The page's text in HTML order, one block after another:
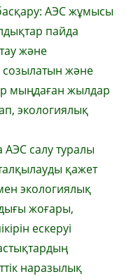
АЭС жұмысы
пайда
және
созылатын және
мыңдаған жылдар
экологиялық
АЭС салу туралы
қажет
мен экологиялық
жоғары,
ескеруі
наразылық